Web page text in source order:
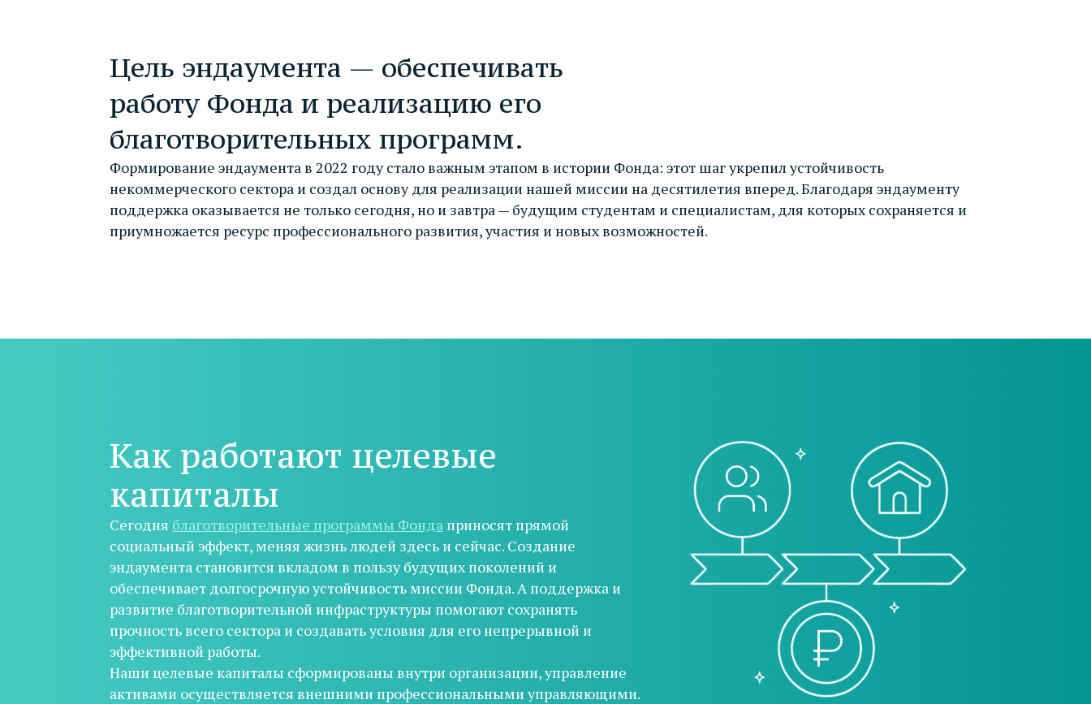
Цель эндаумента — обеспечивать
работу Фонда и реализацию его
благотворительных программ.
Формирование эндаумента в 2022 году стало важным этапом в истории Фонда: этот шаг укрепил устойчивость
некоммерческого сектора и создал основу для реализации нашей миссии на десятилетия вперед. Благодаря эндаументу
поддержка оказывается не только сегодня, но и завтра — будущим студентам и специалистам, для которых сохраняется и
приумножается ресурс профессионального развития, участия и новых возможностей.
Как работают целевые
капиталы
Сегодня благотворительные программы Фонда приносят прямой
социальный эффект, меняя жизнь людей здесь и сейчас. Создание
эндаумента становится вкладом в пользу будущих поколений и
обеспечивает долгосрочную устойчивость миссии Фонда. А поддержка и
развитие благотворительной инфраструктуры помогают сохранять
прочность всего сектора и создавать условия для его непрерывной и
эффективной работы.
Наши целевые капиталы сформированы внутри организации, управление
активами осуществляется внешними профессиональными управляющими.